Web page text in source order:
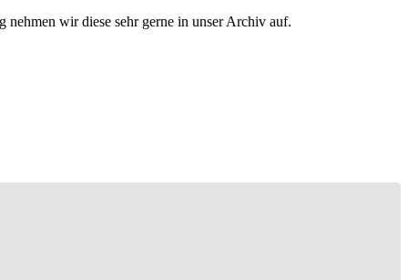
nehmen wir diese sehr gerne in unser Archiv auf.